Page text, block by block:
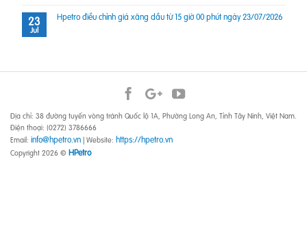
23
Jul
Hpetro điều chỉnh giá xăng dầu từ 15 giờ 00 phút ngày 23/07/2026
Địa chỉ: 38 đường tuyến vòng tránh Quốc lộ 1A, Phường Long An, Tỉnh Tây Ninh, Việt Nam.
Điện thoại: (0272) 3786666
Email: info@hpetro.vn | Website: https://hpetro.vn
Copyright 2026 © HPetro